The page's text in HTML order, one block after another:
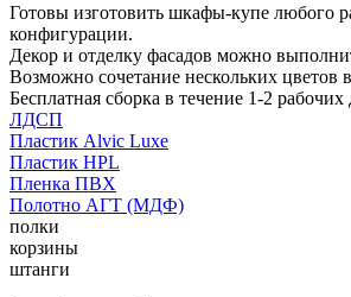
Готовы изготовить шкафы-купе любого
конфигурации.
Декор и отделку фасадов можно
Возможно сочетание нескольких цветов
Бесплатная сборка в течение 1-2 рабочих
ЛДСП
Пластик Alvic Luxe
Пластик HPL
Пленка ПВХ
Полотно АГТ (МДФ)
полки
корзины
штанги